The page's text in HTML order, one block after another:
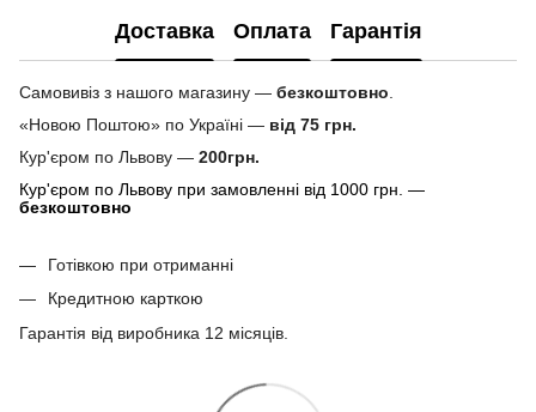
Доставка Оплата Гарантія
Самовивіз з нашого магазину — безкоштовно
«Новою Поштою» по Україні — від 75 грн.
Кур'єром по Львову — 200грн.
Кур'єром по Львову при замовленні від 1000 грн. —
безкоштовно
Готівкою при отриманні
Кредитною карткою
Гарантія від виробника 12 місяців.